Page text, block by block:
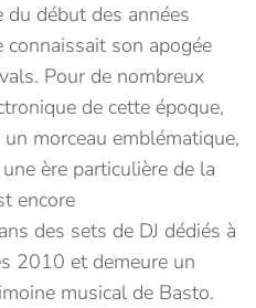
début des années
son apogée
Pour de nombreux
de cette époque,
morceau emblématique,
ère particulière de la
encore
des sets de DJ dédiés à
2010 et demeure un
musical de Basto.